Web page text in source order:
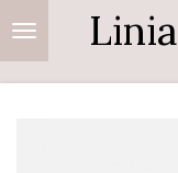
Ga
naar
Linia